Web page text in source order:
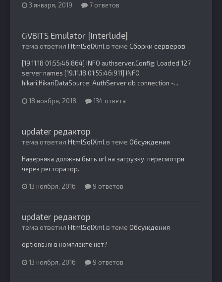
3 января, 2019 7 ответов
GVBITS Emulator [Interlude]
тема ответил HtmlSqlXml в теме Сборки серверов
[19.11.18 01:55:46:864] INFO authserver.Config: Loaded 127
server names [19.11.18 01:55:46:911] INFO
hikari.HikariDataSource: AuthServer db connection -...
18 ноября, 2018 134 ответа
updater редактор
тема ответил HtmlSqlXml в теме Обсуждения
Наверняка должны быть url на загрузку, пересмотри
через ресторатор.
13 ноября, 2016 9 ответов
updater редактор
тема ответил HtmlSqlXmlв теме Обсуждения
options.ini в комплекте нет?
13 ноября, 2016 9 ответов